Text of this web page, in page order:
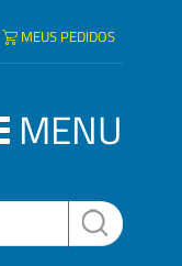
MEUS PEDIDOS
MENU